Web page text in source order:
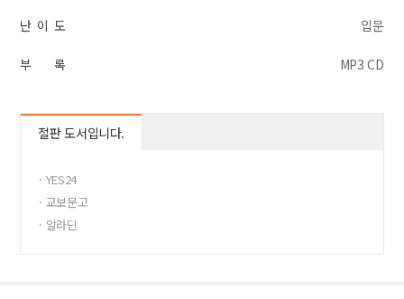
난 이 도 입문
부 록 MP3 CD
절판 도서입니다.
· YES24
· 교보문고
· 알라딘